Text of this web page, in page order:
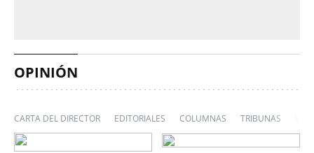
OPINIÓN
CARTA DEL DIRECTOR EDITORIALES COLUMNAS TRIBUNAS